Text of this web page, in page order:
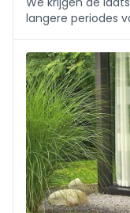
langere periodes
aan regenval over
kunnen planten